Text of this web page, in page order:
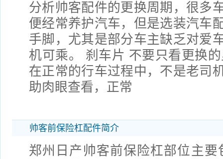
分析帅客配件的更换周期，很多
便经常养护汽车，但是选装汽车
手脚，尤其是部分车主缺乏对爱
机可乘。 刹车片 不要只看更换
在正常的行车过程中，不是老司
助肉眼查看，正常
帅客前保险杠配件简介
郑州日产帅客前保险杠部位主